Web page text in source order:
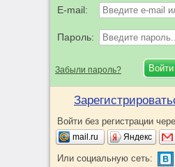
E-mail:
Пароль:
Забыли пароль?
Войти без регистрации
mail.ru Яндекс
Или социальную сеть: